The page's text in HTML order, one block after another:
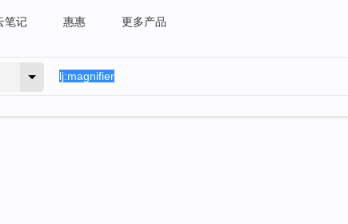
笔记 惠惠 更多产品